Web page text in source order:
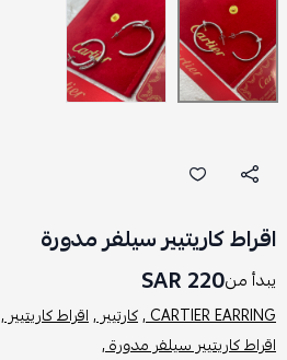
اقراط كاريتيير سيلفر مدورة
يبدأ من220 SAR
CARTIER EARRING , كارتيير ,اقراط كاريتيير ,
اقراط كاريتيير سيلفر مدورة ,